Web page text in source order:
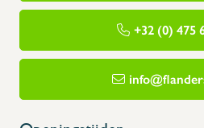
+32 (0) 475